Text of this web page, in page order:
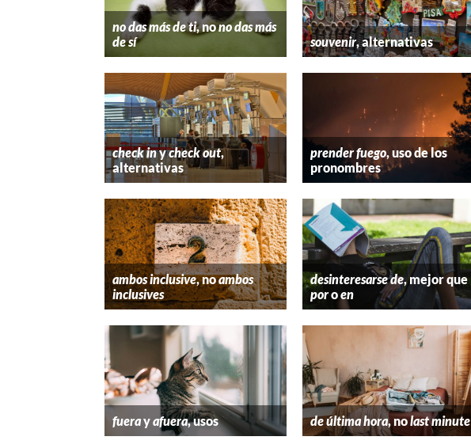
no das más de ti, nono das más
de sí
souvenir, alternativas
check inycheck out,
alternativas
prender fuego, uso de los
pronombres
ambos inclusive, noambos
inclusives
desinteresarse de, mejor que
poroen
fuerayafuera, usos de última hora, nolast minute